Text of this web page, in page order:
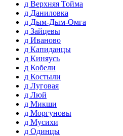
д Верхняя Тойма
д Даниловка
д Дым-Дым-Омга
д Зайцевы
д Иваново
д Капиданцы
д Киняусь
д Кобели
д Костыли
д Луговая
д Люй
д Микши
д Моргуновы
д Мусихи
д Одинцы